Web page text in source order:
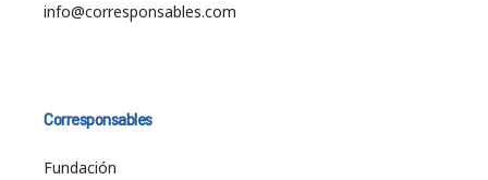
info@corresponsables.com
Corresponsables
Fundación